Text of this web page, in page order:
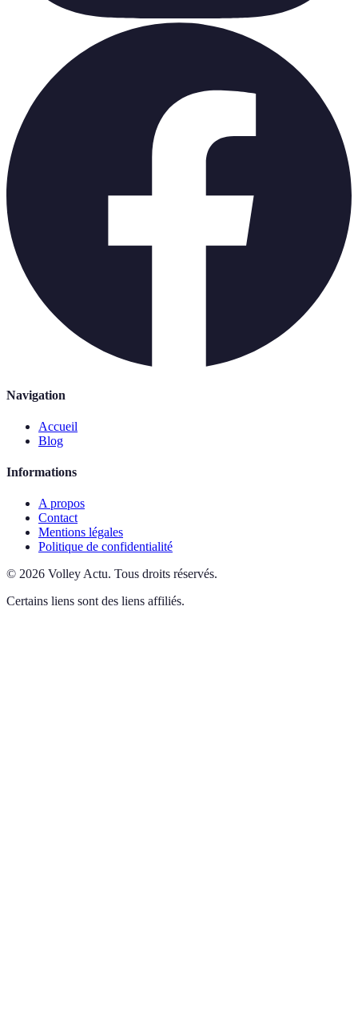
Navigation
Accueil
Blog
Informations
A propos
Contact
Mentions légales
Politique de confidentialité
© 2026 Volley Actu. Tous droits réservés.
Certains liens sont des liens affiliés.